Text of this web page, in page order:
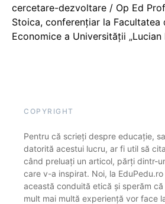
cercetare-dezvoltare / Op Ed
Stoica, conferențiar la Facultatea
Economice a Universității „Lucian
COPYRIGHT
Pentru că scrieți despre educație,
datorită acestui lucru, ar fi util să
când preluați un articol, părți dintr-
care v-a inspirat. Noi, la
această conduită etică și sperăm
mult mai multă experiență vor face